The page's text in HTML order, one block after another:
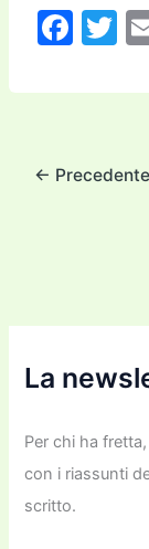
F
c
b
T
← Precedente
La
Per chi ha
con i riassunti
scritto.